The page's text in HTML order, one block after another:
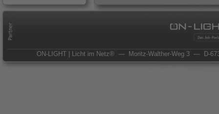
ON-LIGHT | Licht im Netz® — Moritz-Walther-Weg 3 — D-